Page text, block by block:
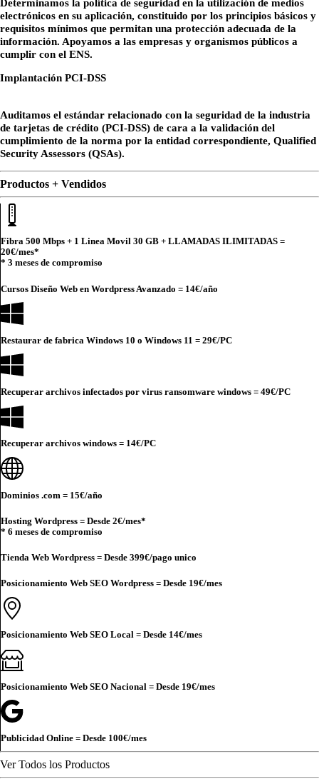
Determinamos la política de seguridad en la utilización de medios
electrónicos en su aplicación, constituido por los principios básicos y
requisitos mínimos que permitan una protección adecuada de la
información. Apoyamos a las empresas y organismos públicos a
cumplir con el ENS.
Implantación PCI-DSS
Auditamos el estándar relacionado con la seguridad de la industria
de tarjetas de crédito (PCI-DSS) de cara a la validación del
cumplimiento de la norma por la entidad correspondiente, Qualified
Security Assessors (QSAs).
Productos + Vendidos
Fibra 500 Mbps + 1 Linea Movil 30 GB + LLAMADAS ILIMITADAS =
20€/mes*
* 3 meses de compromiso
Cursos Diseño Web en Wordpress Avanzado = 14€/año
Restaurar de fabrica Windows 10 o Windows 11 = 29€/PC
Recuperar archivos infectados por virus ransomware windows = 49€/PC
Recuperar archivos windows = 14€/PC
Dominios .com = 15€/año
Hosting Wordpress = Desde 2€/mes*
* 6 meses de compromiso
Tienda Web Wordpress = Desde 399€/pago unico
Posicionamiento Web SEO Wordpress = Desde 19€/mes
Posicionamiento Web SEO Local = Desde 14€/mes
Posicionamiento Web SEO Nacional = Desde 19€/mes
Publicidad Online = Desde 100€/mes
Ver Todos los Productos